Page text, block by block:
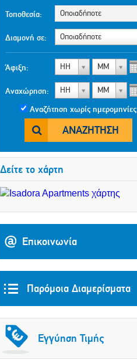
Τοποθεσία: Οποιαδήποτε
Διαμονή σε: Οποιαδήποτε
Άφιξη: ΗΗ ΜΜ
Αναχώρηση: ΗΗ ΜΜ
Αναζήτηση χωρίς ημερομηνίες
ΑΝΑΖΉΤΗΣΗ
Δείτε το χάρτη
Επικοινωνία
Παρόμοια Διαμερίσματα
Εγγύηση Τιμής